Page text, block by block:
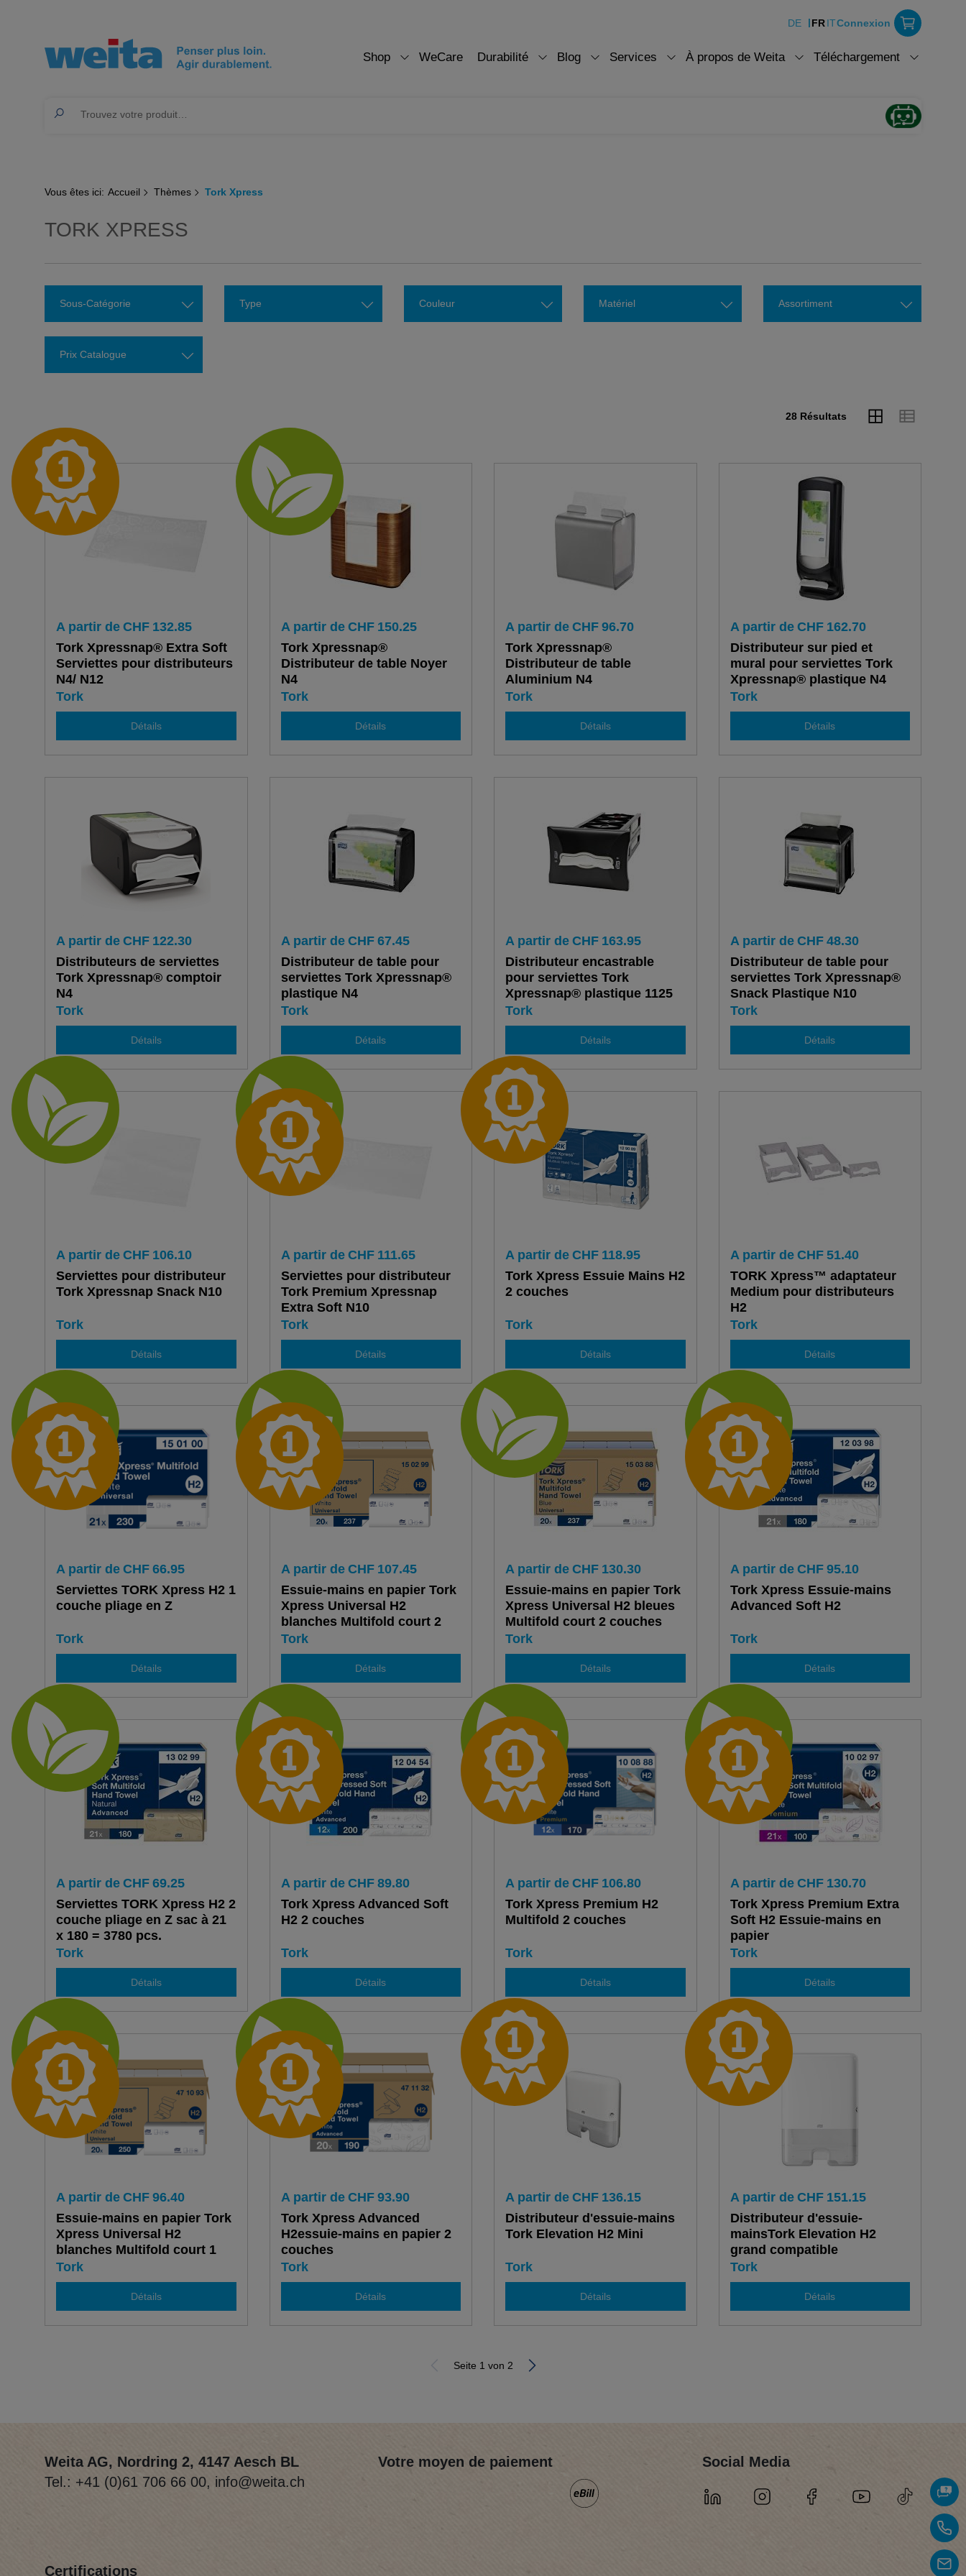
DE FRITConnexion
Shop WeCare Durabilité Blog Services À propos de Weita Téléchargement
Vous êtes ici: Accueil Thèmes Tork Xpress
TORK XPRESS
Sous-Catégorie Type Couleur Matériel Assortiment
Prix Catalogue
28 Résultats
A partir de CHF 132.85
Tork Xpressnap® Extra Soft
Serviettes pour distributeurs
N4/ N12
Tork
Détails
A partir de CHF 150.25
Tork Xpressnap®
Distributeur de table Noyer
N4
Tork
Détails
A partir de CHF 96.70
Tork Xpressnap®
Distributeur de table
Aluminium N4
Tork
Détails
A partir de CHF 162.70
Distributeur sur pied et
mural pour serviettes Tork
Xpressnap® plastique N4
Tork
Détails
A partir de CHF 122.30
Distributeurs de serviettes
Tork Xpressnap® comptoir
N4
Tork
Détails
A partir de CHF 67.45
Distributeur de table pour
serviettes Tork Xpressnap®
plastique N4
Tork
Détails
A partir de CHF 163.95
Distributeur encastrable
pour serviettes Tork
Xpressnap® plastique 1125
N4
Tork
Détails
A partir de CHF 48.30
Distributeur de table pour
serviettes Tork Xpressnap®
Snack Plastique N10
Tork
Détails
A partir de CHF 106.10
Serviettes pour distributeur
Tork Xpressnap Snack N10
Tork
Détails
A partir de CHF 111.65
Serviettes pour distributeur
Tork Premium Xpressnap
Extra Soft N10
Tork
Détails
A partir de CHF 118.95
Tork Xpress Essuie Mains H2
2 couches
Tork
Détails
A partir de CHF 51.40
TORK Xpress™ adaptateur
Medium pour distributeurs
H2
Tork
Détails
A partir de CHF 66.95
Serviettes TORK Xpress H2 1
couche pliage en Z
Tork
Détails
A partir de CHF 107.45
Essuie-mains en papier Tork
Xpress Universal H2
blanches Multifold court 2
couches
Tork
Détails
A partir de CHF 130.30
Essuie-mains en papier Tork
Xpress Universal H2 bleues
Multifold court 2 couches
Tork
Détails
A partir de CHF 95.10
Tork Xpress Essuie-mains
Advanced Soft H2
Tork
Détails
A partir de CHF 69.25
Serviettes TORK Xpress H2 2
couche pliage en Z sac à 21
x 180 = 3780 pcs.
Tork
Détails
A partir de CHF 89.80
Tork Xpress Advanced Soft
H2 2 couches
Tork
Détails
A partir de CHF 106.80
Tork Xpress Premium H2
Multifold 2 couches
Tork
Détails
A partir de CHF 130.70
Tork Xpress Premium Extra
Soft H2 Essuie-mains en
papier
Tork
Détails
A partir de CHF 96.40
Essuie-mains en papier Tork
Xpress Universal H2
blanches Multifold court 1
couche
Tork
Détails
A partir de CHF 93.90
Tork Xpress Advanced
H2essuie-mains en papier 2
couches
Tork
Détails
A partir de CHF 136.15
Distributeur d'essuie-mains
Tork Elevation H2 Mini
Tork
Détails
A partir de CHF 151.15
Distributeur d'essuie-
mainsTork Elevation H2
grand compatible
Tork
Détails
Seite 1 von 2
Weita AG, Nordring 2, 4147 Aesch BL
Tel.: +41 (0)61 706 66 00, info@weita.ch
Votre moyen de paiement Social Media
Certifications